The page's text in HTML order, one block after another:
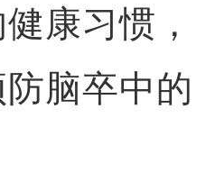
康习惯，
脑卒中的